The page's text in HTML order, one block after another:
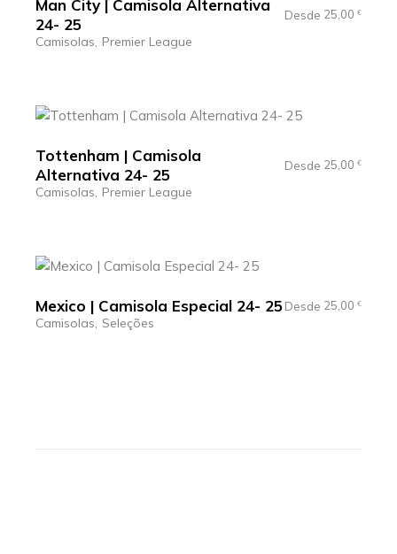
Man City | Camisola Alternativa
24- 25
Desde 25,00 €
Camisolas Premier League
Tottenham | Camisola
Alternativa 24- 25
Desde 25,00 €
Camisolas Premier League
Mexico | Camisola Especial 24- 25Desde 25,00 €
Camisolas Seleções